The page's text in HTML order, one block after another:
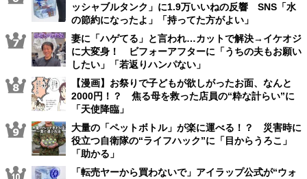
ッシャブルタンク」に1.9万いいねの反響 SNS「水
の節約になったよ」「持ってた方がよい」
妻に「ハゲてる」と言われ…カットで解決→イケオジ
に大変身！ ビフォーアフターに「うちの夫もお願い
したい」「若返りハンパない」
【漫画】お祭りで子どもが欲しがったお面、なんと
2000円！？ 焦る母を救った店員の“粋な計らい”に
「天使降臨」
大量の「ペットボトル」が楽に運べる！？ 災害時に
役立つ自衛隊の“ライフハック”に「目からうろこ」
「助かる」
「転売ヤーから買わないで」アイラップ公式が“ウォ